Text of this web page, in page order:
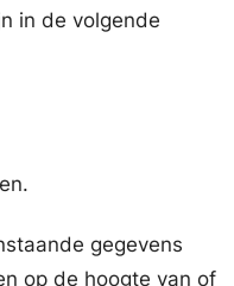
in de volgende
gegevens
op de hoogte van of